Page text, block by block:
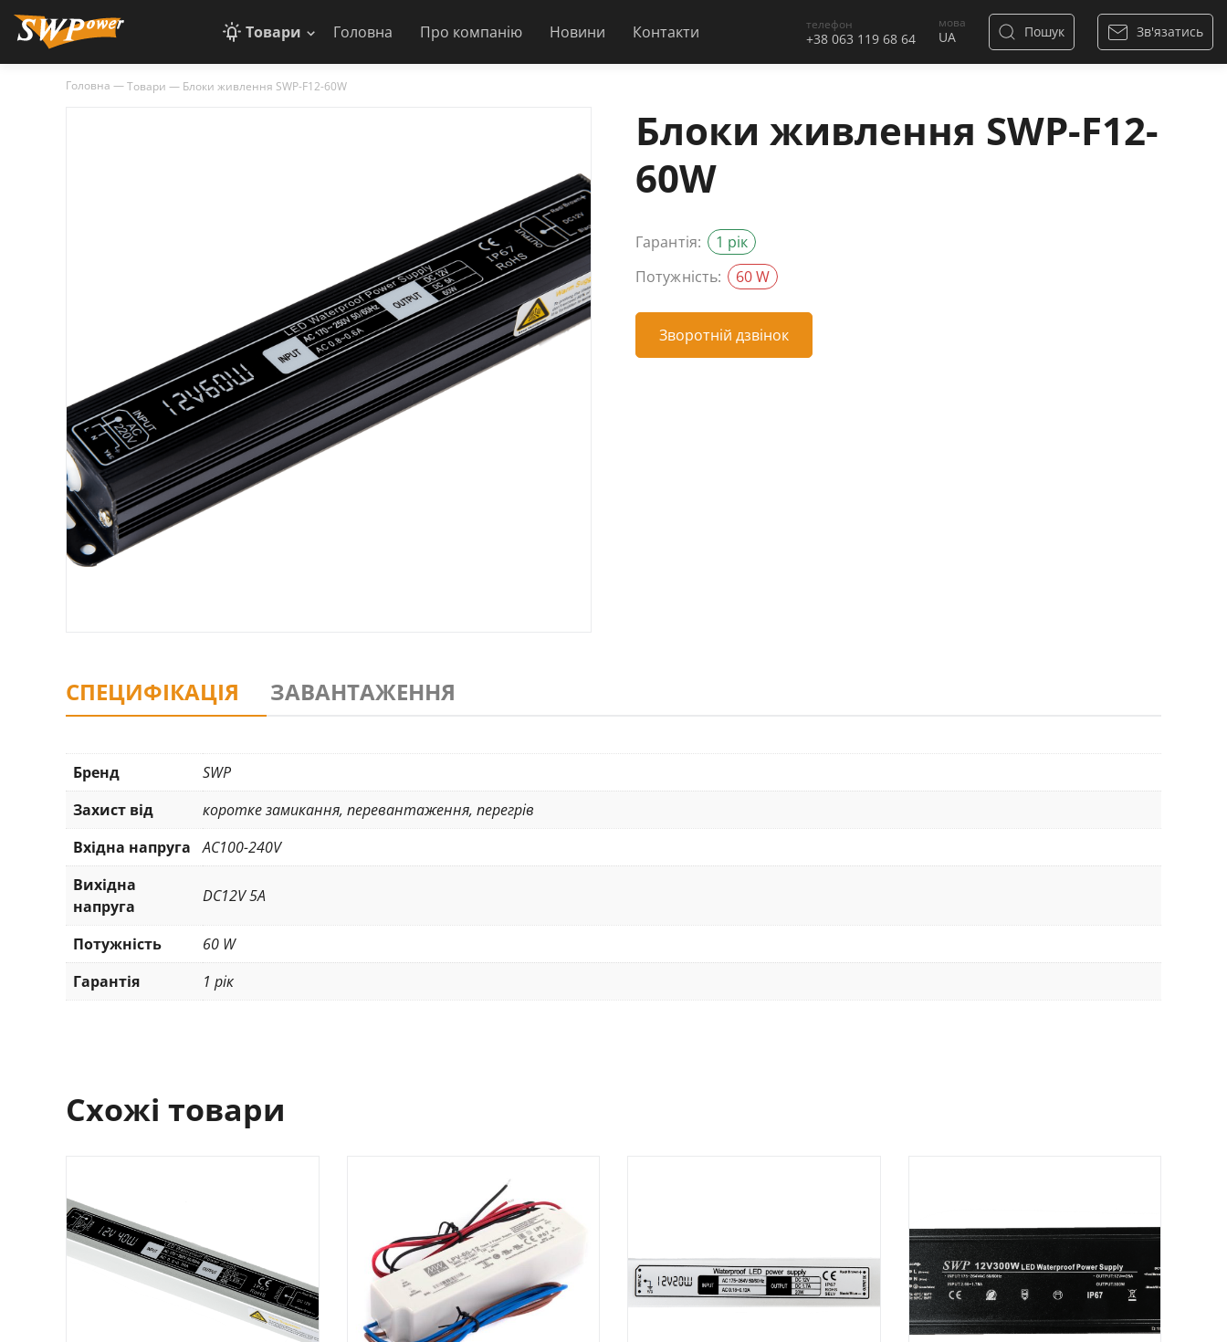
Товари Головна Про компанію Новини Контакти телефон
+38 063 119 68 64
мова
Пошук Зв'язатись
Головна —Товари — Блоки живлення SWP-F12-60W
Блоки живлення SWP-F12-
60W
Гарантія:
1 рік
Потужність:
60 W
Зворотній дзвінок
СПЕЦИФІКАЦІЯ ЗАВАНТАЖЕННЯ
Бренд
SWP
Захист від
коротке замикання, перевантаження, перегрів
Вхідна напруга
AC100-240V
Вихідна
напруга
DC12V 5A
Потужність
60 W
Гарантія
1 рік
Схожі товари